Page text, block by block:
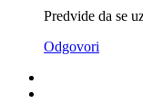
Predvide da se
Odgovori